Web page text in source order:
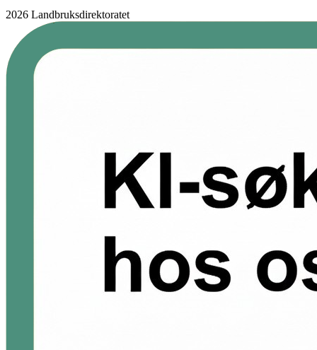
2026 Landbruksdirektoratet